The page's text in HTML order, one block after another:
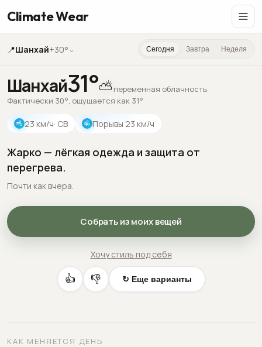
Climate Wear
📍Шанхай+30° ⌄ Сегодня Завтра Неделя
Шанхай31°⛅переменная облачность
Фактически 30°, ощущается как 31°
23 км/ч· СВ Порывы 23 км/ч
Жарко — лёгкая одежда и защита от
перегрева.
Почти как вчера.
Собрать из моих вещей
Хочу стиль под себя
👍 👎 ↻ Еще варианты
КАК МЕНЯЕТСЯ ДЕНЬ